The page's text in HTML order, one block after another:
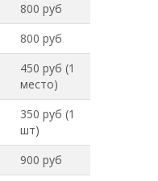
800 руб
800 руб
450 руб (1
место)
350 руб (1
шт)
900 руб